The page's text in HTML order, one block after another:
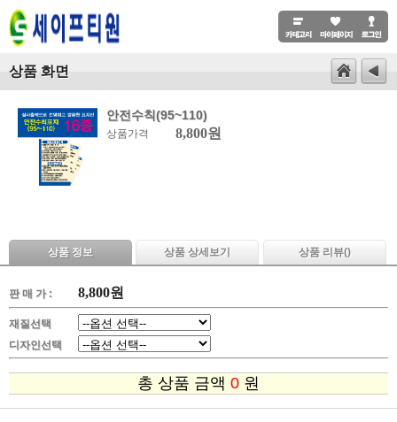
상품 화면
안전수칙(95~110)
상품가격 8,800원
상품 정보 상품 상세보기 상품 리뷰()
판 매 가 : 8,800원
재질선택
디자인선택
총 상품 금액 0 원